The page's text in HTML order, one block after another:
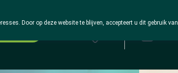
Door op deze website te blijven, accepteert u dit gebruik van